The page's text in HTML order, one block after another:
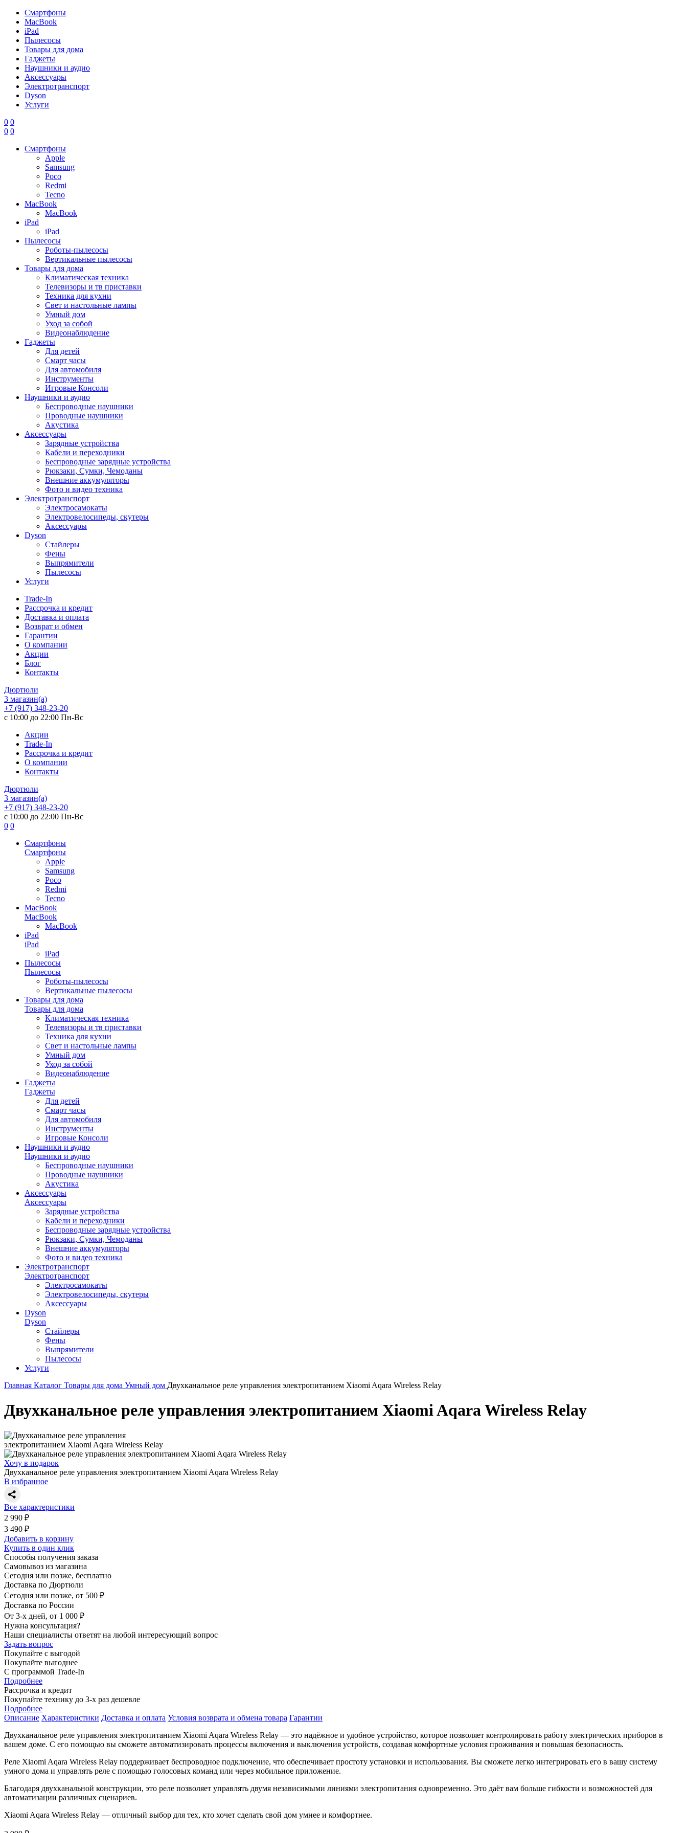
Смартфоны
MacBook
iPad
Пылесосы
Товары для дома
Гаджеты
Наушники и аудио
Аксессуары
Электротранспорт
Dyson
Услуги
0 0
0 0
Смартфоны
Apple
Samsung
Poco
Redmi
Tecno
MacBook
MacBook
iPad
iPad
Пылесосы
Роботы-пылесосы
Вертикальные пылесосы
Товары для дома
Климатическая техника
Телевизоры и тв приставки
Техника для кухни
Свет и настольные лампы
Умный дом
Уход за собой
Видеонаблюдение
Гаджеты
Для детей
Смарт часы
Для автомобиля
Инструменты
Игровые Консоли
Наушники и аудио
Беспроводные наушники
Проводные наушники
Акустика
Аксессуары
Зарядные устройства
Кабели и переходники
Беспроводные зарядные устройства
Рюкзаки, Сумки, Чемоданы
Внешние аккумуляторы
Фото и видео техника
Электротранспорт
Электросамокаты
Электровелосипеды, скутеры
Аксессуары
Dyson
Стайлеры
Фены
Выпрямители
Пылесосы
Услуги
Trade-In
Рассрочка и кредит
Доставка и оплата
Возврат и обмен
Гарантии
О компании
Акции
Блог
Контакты
Дюртюли
3 магазин(а)
+7 (917) 348-23-20
с 10:00 до 22:00 Пн-Вс
Акции
Trade-In
Рассрочка и кредит
О компании
Контакты
Дюртюли
3 магазин(а)
+7 (917) 348-23-20
с 10:00 до 22:00 Пн-Вс
0 0
Смартфоны
Смартфоны
Apple
Samsung
Poco
Redmi
Tecno
MacBook
MacBook
MacBook
iPad
iPad
iPad
Пылесосы
Пылесосы
Роботы-пылесосы
Вертикальные пылесосы
Товары для дома
Товары для дома
Климатическая техника
Телевизоры и тв приставки
Техника для кухни
Свет и настольные лампы
Умный дом
Уход за собой
Видеонаблюдение
Гаджеты
Гаджеты
Для детей
Смарт часы
Для автомобиля
Инструменты
Игровые Консоли
Наушники и аудио
Наушники и аудио
Беспроводные наушники
Проводные наушники
Акустика
Аксессуары
Аксессуары
Зарядные устройства
Кабели и переходники
Беспроводные зарядные устройства
Рюкзаки, Сумки, Чемоданы
Внешние аккумуляторы
Фото и видео техника
Электротранспорт
Электротранспорт
Электросамокаты
Электровелосипеды, скутеры
Аксессуары
Dyson
Dyson
Стайлеры
Фены
Выпрямители
Пылесосы
Услуги
Главная Каталог Товары для дома Умный дом Двухканальное реле управления электропитанием Xiaomi Aqara Wireless Relay
Двухканальное реле управления электропитанием Xiaomi Aqara Wireless Relay
Хочу в подарок
Двухканальное реле управления электропитанием Xiaomi Aqara Wireless Relay
В избранное
Все характеристики
2 990 ₽
3 490 ₽
Добавить в корзину
Купить в один клик
Способы получения заказа
Самовывоз из магазина
Сегодня или позже, бесплатно
Доставка по Дюртюли
Сегодня или позже, от 500 ₽
Доставка по России
От 3-х дней, от 1 000 ₽
Нужна консультация?
Наши специалисты ответят на любой интересующий вопрос
Задать вопрос
Покупайте с выгодой
Покупайте выгоднее
С программой Trade-In
Подробнее
Рассрочка и кредит
Покупайте технику до 3-х раз дешевле
Подробнее
Описание Характеристики Доставка и оплата Условия возврата и обмена товара Гарантии
Двухканальное реле управления электропитанием Xiaomi Aqara Wireless Relay — это надёжное и удобное устройство, которое позволяет контролировать работу электрических приборов в
вашем доме. С его помощью вы сможете автоматизировать процессы включения и выключения устройств, создавая комфортные условия проживания и повышая безопасность.
Реле Xiaomi Aqara Wireless Relay поддерживает беспроводное подключение, что обеспечивает простоту установки и использования. Вы сможете легко интегрировать его в вашу систему
умного дома и управлять реле с помощью голосовых команд или через мобильное приложение.
Благодаря двухканальной конструкции, это реле позволяет управлять двумя независимыми линиями электропитания одновременно. Это даёт вам больше гибкости и возможностей для
автоматизации различных сценариев.
Xiaomi Aqara Wireless Relay — отличный выбор для тех, кто хочет сделать свой дом умнее и комфортнее.